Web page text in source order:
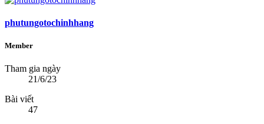
phutungotochinhhang
Member
Tham gia ngày
21/6/23
Bài viết
47